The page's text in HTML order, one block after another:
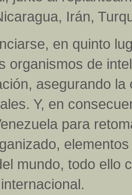
Irán,
en quinto
organismos de
asegurando
Y, en
para
mundo, todo ello